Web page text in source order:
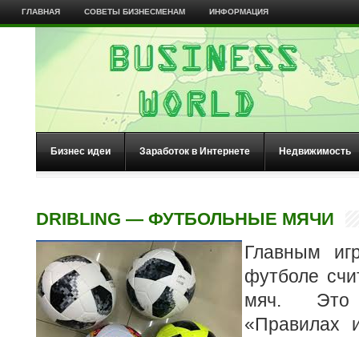
ГЛАВНАЯ СОВЕТЫ БИЗНЕСМЕНАМ ИНФОРМАЦИЯ
Бизнес идеи Заработок в Интернете Недвижимость
DRIBLING — ФУТБОЛЬНЫЕ МЯЧИ
Главным
футболе
мяч. Это
«Правилах